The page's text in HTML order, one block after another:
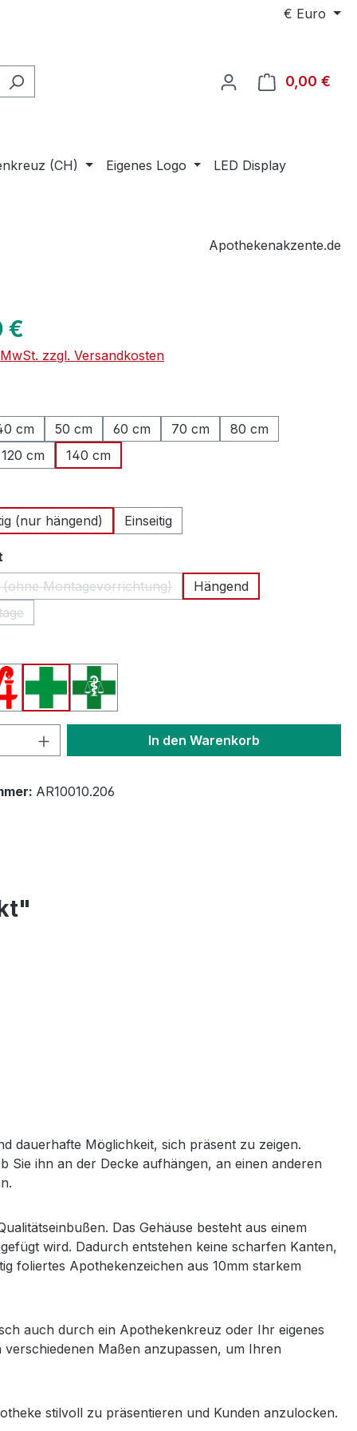
€ Euro
0,00 €
(CH) Eigenes Logo LED Display
Apothekenakzente.de
€
zzgl. Versandkosten
cm 50 cm 60 cm 70 cm
80 cm
120 cm 140 cm
(nur hängend)
Einseitig
Montagevorrichtung)
(Diese Option ist zurzeit nicht verfügbar.)
Hängend
Option ist zurzeit nicht verfügbar.)
A (Deutschland)
A (Österreich)
Apothekenkreuz (International)
Apothekenkreuz (Schweiz)
Anzahl: Gib den gewünschten Wert
In den Warenkorb
AR10010.206
dauerhafte Möglichkeit, sich präsent zu zeigen.
Sie ihn an der Decke aufhängen, an einen anderen
Das Gehäuse besteht aus einem
wird. Dadurch entstehen keine scharfen Kanten,
foliertes Apothekenzeichen aus 10mm starkem
auch durch ein Apothekenkreuz oder Ihr eigenes
Maßen anzupassen, um Ihren
stilvoll zu präsentieren und Kunden anzulocken.